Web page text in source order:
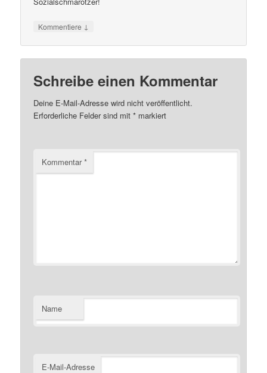
Kommentiere ↓
Schreibe einen Kommentar
Deine E-Mail-Adresse wird nicht veröffentlicht.
Erforderliche Felder sind mit* markiert
Kommentar*
Name
E-Mail-Adresse